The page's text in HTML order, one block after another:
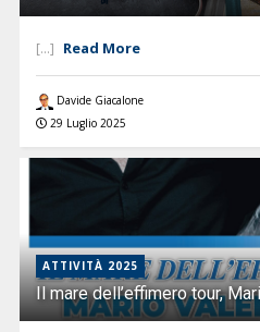
[...] Read More
Davide Giacalone
29 Luglio 2025
ATTIVITÀ 2025
Il mare dell’effimero tour,